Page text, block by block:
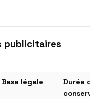
publicitaires
Base légale
Durée